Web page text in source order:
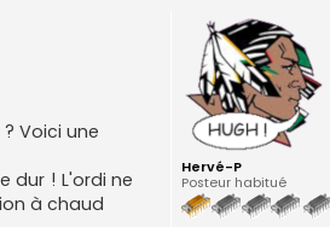
Hervé-P
Posteur habitué
Voici une
dur ! L'ordi ne
à chaud